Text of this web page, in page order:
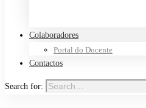
Colaboradores
Portal do Docente
Contactos
Search for: